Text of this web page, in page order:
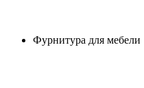
Фурнитура для мебели